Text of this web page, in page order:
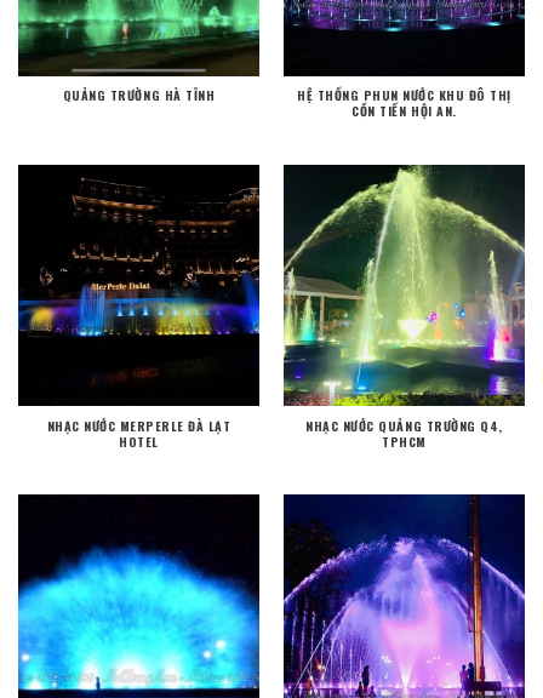
QUẢNG TRƯỜNG HÀ TĨNH
HỆ THỐNG PHUN NƯỚC KHU ĐÔ THỊ
CỒN TIẾN HỘI AN.
NHẠC NƯỚC MERPERLE ĐÀ LẠT
HOTEL
NHẠC NƯỚC QUẢNG TRƯỜNG Q4,
TPHCM